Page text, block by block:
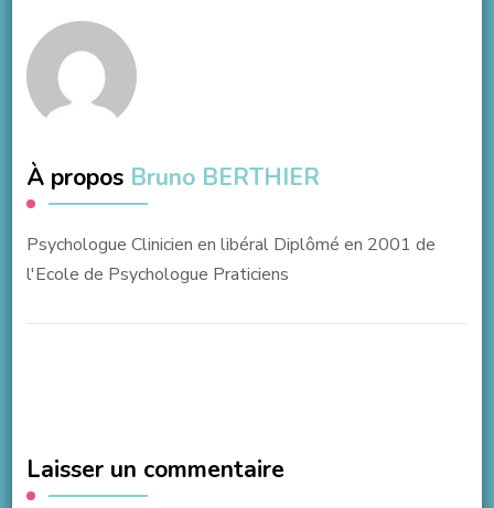
À propos Bruno BERTHIER
Psychologue Clinicien en libéral Diplômé en 2001 de
l'Ecole de Psychologue Praticiens
Laisser un commentaire